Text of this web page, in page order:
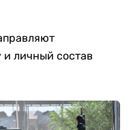
личный состав